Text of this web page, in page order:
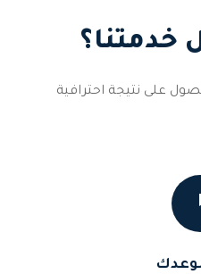
خدمتنا؟
على نتيجة احترافية